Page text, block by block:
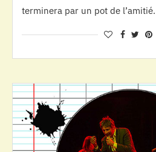
terminera par un pot de